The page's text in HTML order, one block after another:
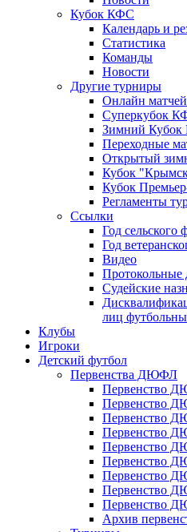
Кубок КФС
Календарь и
Статистика
Команды
Новости
Другие турниры
Онлайн матчей
Суперкубок
Зимний
Переходные
Открытый
Кубок
Кубок
Регламенты
Ссылки
Год сельского
Год
Видео
Протокольные
Судейские
лиц
Клубы
Игроки
Детский футбол
Первенства ДЮФЛ
Первенство
Первенство
Первенство
Первенство
Первенство
Первенство
Первенство
Первенство
Первенство
Архив